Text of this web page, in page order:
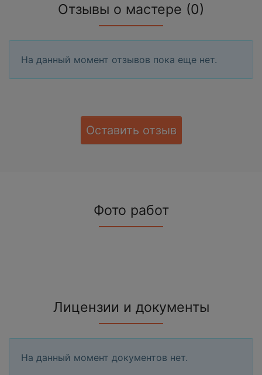
Отзывы о мастере (0)
На данный момент отзывов пока еще нет.
Оставить отзыв
Фото работ
Лицензии и документы
На данный момент документов нет.